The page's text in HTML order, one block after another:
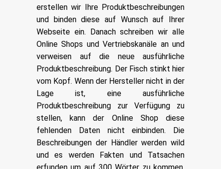
erstellen wir Ihre Produktbeschreibungen
und binden diese auf Wunsch auf Ihrer
Webseite ein. Danach schreiben wir alle
Online Shops und Vertriebskanäle an und
verweisen auf die neue ausführliche
Produktbeschreibung. Der Fisch stinkt hier
vom Kopf. Wenn der Hersteller nicht in der
Lage ist, eine ausführliche
Produktbeschreibung zur Verfügung zu
stellen, kann der Online Shop diese
fehlenden Daten nicht einbinden. Die
Beschreibungen der Händler werden wild
und es werden Fakten und Tatsachen